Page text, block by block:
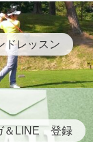
ドレッスン
＆LINE 登録